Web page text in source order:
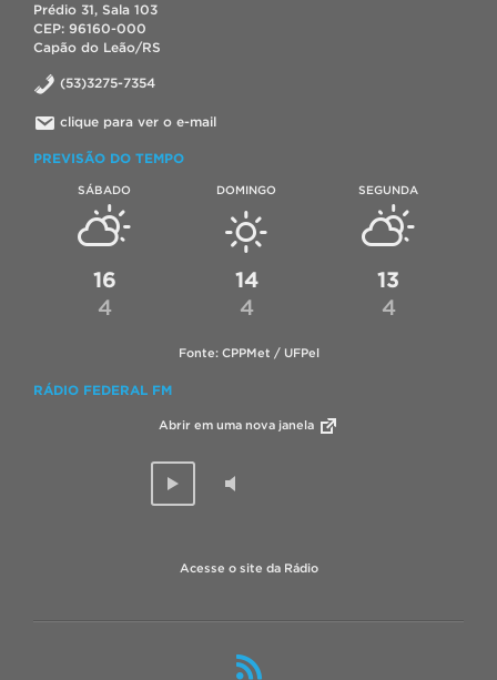
Prédio 31, Sala 103
CEP: 96160-000
Capão do Leão/RS
(53)3275-7354
clique para ver o e-mail
PREVISÃO DO TEMPO
SÁBADO
16
4
DOMINGO
14
4
SEGUNDA
13
4
Fonte: CPPMet / UFPel
RÁDIO FEDERAL FM
Abrir em uma nova janela
Acesse o site da Rádio